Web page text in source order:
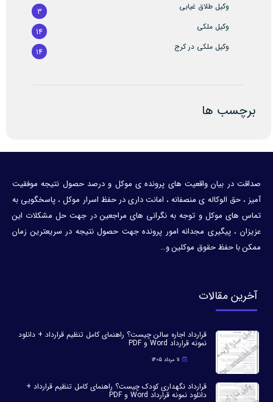
وکیل طلاق غیابی
3
وکیل ملکی
14
وکیل ملکی در کرج
14
برچسب ها
صداقت در بیان واقعیت های پرونده ی موکل و درصد حصول نتیجه موفقیت
آمیز ، حق الوکاله ی منصفانه ، امانت داری در حفظ اسرار موکل ، پاسخگویی به
تماس های موکل و توجه به نگرانی های مراجعین در جهت حل مشکلات این
عزیزان ، پیگیری مجدانه امور پرونده جهت حصول نتیجه در سریعترین زمان
ممکن با حفظ حقوق موکلین و…
آخرین مقالات
قرارداد اجاره سالن چیست؟ راهنمای کامل تنظیم قرارداد + دانلود
نمونه قرارداد Word و PDF
11 مرداد 1405
قرارداد نگهداری کودک چیست؟ راهنمای کامل تنظیم قرارداد +
دانلود نمونه قرارداد Word و PDF